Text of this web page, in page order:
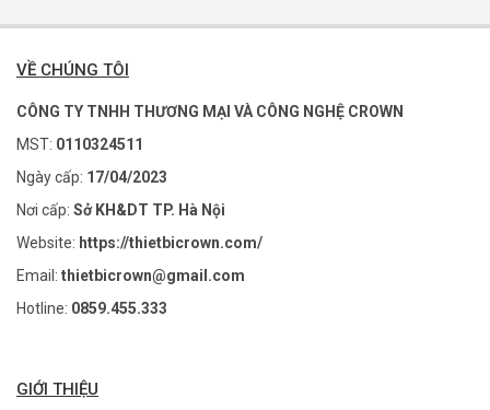
VỀ CHÚNG TÔI
CÔNG TY TNHH THƯƠNG MẠI VÀ CÔNG NGHỆ CROWN
MST: 0110324511
Ngày cấp: 17/04/2023
Nơi cấp: Sở KH&DT TP. Hà Nội
Website: https://thietbicrown.com/
Email: thietbicrown@gmail.com
Hotline: 0859.455.333
GIỚI THIỆU